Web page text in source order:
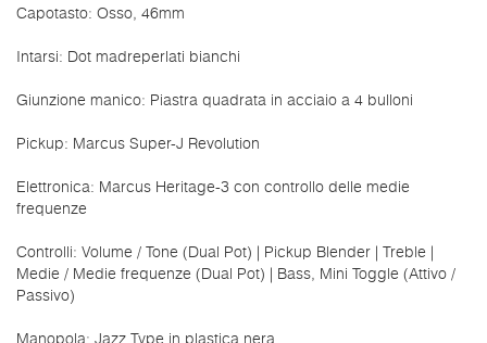
Capotasto: Osso, 46mm
Intarsi: Dot madreperlati bianchi
Giunzione manico: Piastra quadrata in acciaio a 4 bulloni
Pickup: Marcus Super-J Revolution
Elettronica: Marcus Heritage-3 con controllo delle medie
frequenze
Controlli: Volume / Tone (Dual Pot) | Pickup Blender | Treble |
Medie / Medie frequenze (Dual Pot) | Bass, Mini Toggle (Attivo /
Passivo)
Manopola: Jazz Type in plastica nera